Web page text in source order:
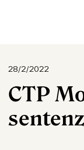
28/2/2022
CTP